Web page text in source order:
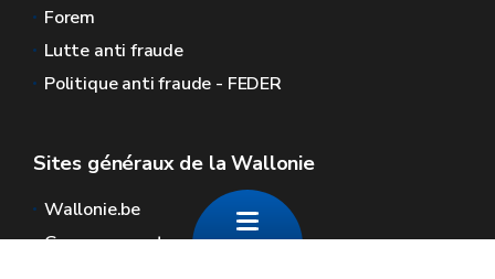
Forem
Lutte anti fraude
Politique anti fraude - FEDER
Sites généraux de la Wallonie
Wallonie.be
Gouvernement wallon